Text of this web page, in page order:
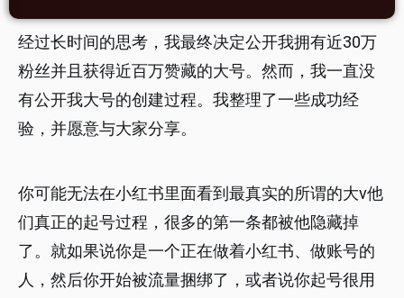
经过长时间的思考，我最终决定公开我拥有近30万
粉丝并且获得近百万赞藏的大号。然而，我一直没
有公开我大号的创建过程。我整理了一些成功经
验，并愿意与大家分享。
你可能无法在小红书里面看到最真实的所谓的大v他
们真正的起号过程，很多的第一条都被他隐藏掉
了。就如果说你是一个正在做着小红书、做账号的
人，然后你开始被流量捆绑了，或者说你起号很用